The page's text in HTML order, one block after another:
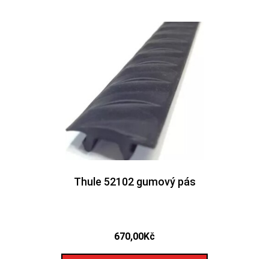
Thule 52102 gumový pás
670,00Kč